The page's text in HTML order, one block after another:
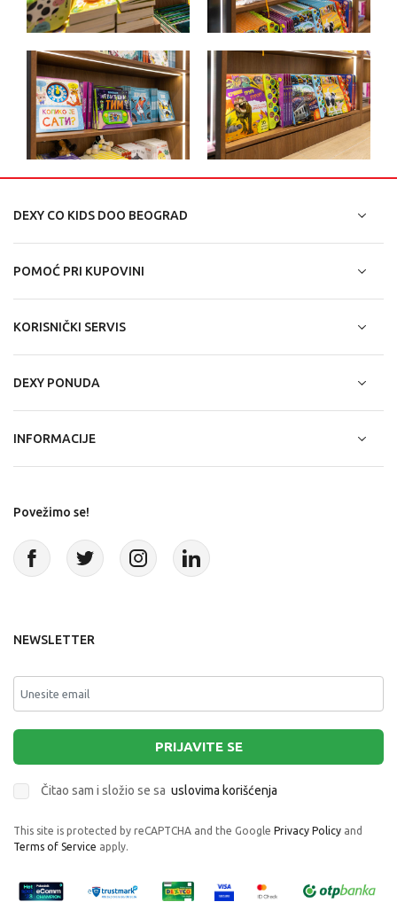
DEXY CO KIDS DOO BEOGRAD
POMOĆ PRI KUPOVINI
KORISNIČKI SERVIS
DEXY PONUDA
INFORMACIJE
Povežimo se!
NEWSLETTER
PRIJAVITE SE
Čitao sam i složio se sa uslovima korišćenja
This site is protected by reCAPTCHA and the Google Privacy Policy and
Terms of Service apply.